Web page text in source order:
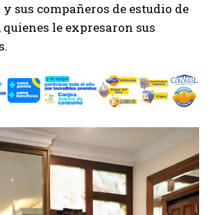
sus compañeros de estudio de
le expresaron sus